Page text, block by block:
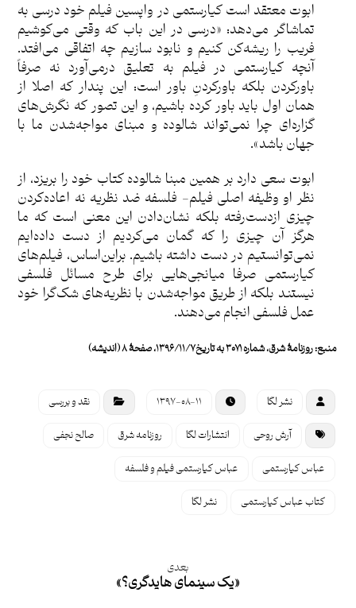
ابوت معتقد است کیارستمی در واپسین فیلم خود درسی به
تماشاگر می‌دهد: «درسی در این باب که وقتی می‌کوشیم
فریب را ریشه‌کن کنیم و نابود سازیم چه اتفاقی می‌افتد.
آنچه کیارستمی در فیلم به تعلیق درمی‌آورد نه صرفاً
باور‌کردن بلکه باورکردنِ باور است: این پندار که اصلا از
همان اول باید باور کرده باشیم، و این تصور که نگرش‌های
گزاره‌ای چرا نمی‌تواند شالوده و مبنای مواجه‌شدن ما با
جهان باشد».
ابوت سعی دارد بر همین مبنا شالوده کتاب خود را بریزد، از
نظر او وظیفه اصلی فیلم- فلسفه ضد نظریه نه اعاده‌کردن
چیزی از‌دست‌رفته بلکه نشان‌دادن این معنی است که ما
هرگز آن چیزی را که گمان می‌کردیم از دست داده‌ایم
نمی‌توانستیم در دست داشته باشیم. بر‌این‌اساس، فیلم‌های
کیارستمی صرفا میانجی‌هایی برای طرح مسائل فلسفی
نیستند بلکه از طریق مواجه‌شدن با نظریه‌های شک‌گرا خود
عمل فلسفی انجام می‌دهند.
منبع: روزنامۀ شرق، شماره ۳۰۷۱ به تاريخ ۱۳۹۶/۱۱/۷، صفحۀ ۸ (انديشه)
نشر لگا ۱۳۹۷-۰۸-۱۱ نقد و بررسی
آرش روحی انتشارات لگا روزنامه شرق صالح نجفی
عباس کیارستمی عباس کیارستمی فیلم و فلسفه
کتاب عباس کیارستمی نشر لگا
بعدی
«یک سینمای هایدگری؟»